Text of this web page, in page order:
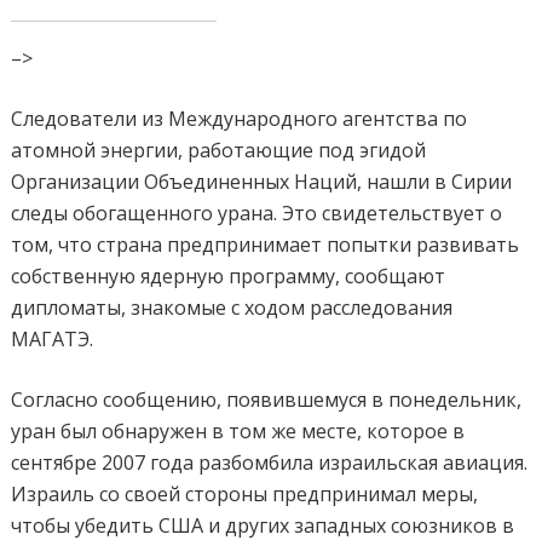
–>
Следователи из Международного агентства по
атомной энергии, работающие под эгидой
Организации Объединенных Наций, нашли в Сирии
следы обогащенного урана. Это свидетельствует о
том, что страна предпринимает попытки развивать
собственную ядерную программу, сообщают
дипломаты, знакомые с ходом расследования
МАГАТЭ.
Согласно сообщению, появившемуся в понедельник,
уран был обнаружен в том же месте, которое в
сентябре 2007 года разбомбила израильская авиация.
Израиль со своей стороны предпринимал меры,
чтобы убедить США и других западных союзников в